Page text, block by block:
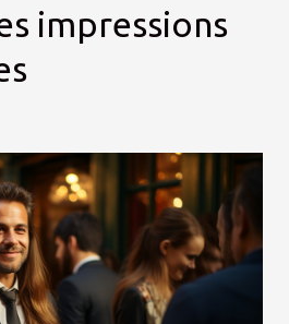
impressions